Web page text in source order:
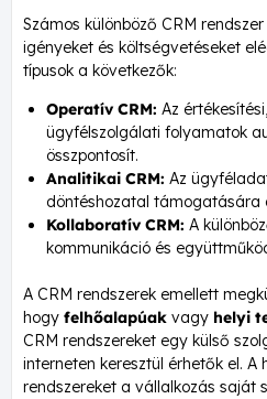
Számos különböző CRM
igényeket és költségvetéseket
típusok a következők:
Operatív CRM: Az
ügyfélszolgálati folyamatok
összpontosít.
Analitikai CRM: Az
döntéshozatal támogatására
Kollaboratív CRM: A
kommunikáció és
A CRM rendszerek emellett
hogy felhőalapúak vagy helyi
CRM rendszereket egy külső
interneten keresztül érhetők el. A
rendszereket a vállalkozás saját